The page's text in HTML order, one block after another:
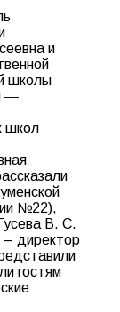
и
школы
—
школ
№22),
В. С.
директор
гостям